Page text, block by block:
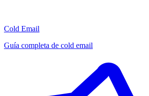
Cold Email
Guía completa de cold email